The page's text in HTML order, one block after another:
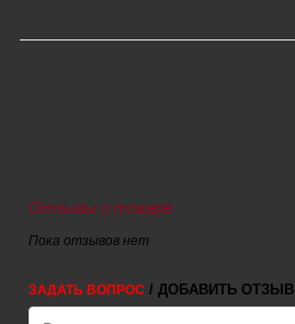
Отзывы о товаре
Пока отзывов нет
ЗАДАТЬ ВОПРОС / ДОБАВИТЬ ОТЗЫВ